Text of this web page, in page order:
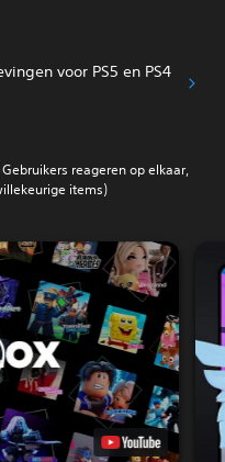
voor PS5 en PS4
reageren op elkaar,
items)